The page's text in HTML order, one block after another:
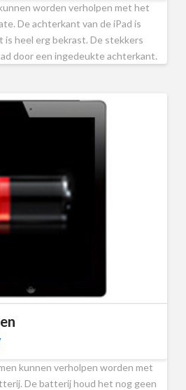
worden verholpen met het
De achterkant van de iPad is
heel erg bekrast. De stekkers
door een ingedeukte achterkant.
kunnen verholpen worden met
De batterij houd het nog geen